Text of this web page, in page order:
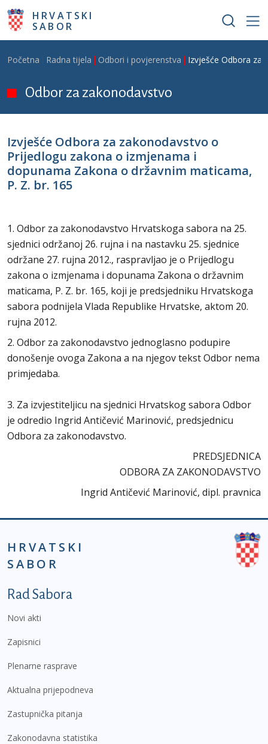
Skoči na glavni sadržaj
HRVATSKI
SABOR
Breadcrumb
Početna Radna tijela Odbori i povjerenstva Izvješće Odbora za
Odbor za zakonodavstvo
Izvješće Odbora za zakonodavstvo o
Prijedlogu zakona o izmjenama i
dopunama Zakona o državnim maticama,
P. Z. br. 165
1. Odbor za zakonodavstvo Hrvatskoga sabora na 25.
sjednici održanoj 26. rujna i na nastavku 25. sjednice
održane 27. rujna 2012., raspravljao je o Prijedlogu
zakona o izmjenama i dopunama Zakona o državnim
maticama, P. Z. br. 165, koji je predsjedniku Hrvatskoga
sabora podnijela Vlada Republike Hrvatske, aktom 20.
rujna 2012.
2. Odbor za zakonodavstvo jednoglasno podupire
donošenje ovoga Zakona a na njegov tekst Odbor nema
primjedaba.
3. Za izvjestiteljicu na sjednici Hrvatskog sabora Odbor
je odredio Ingrid Antičević Marinović, predsjednicu
Odbora za zakonodavstvo.
PREDSJEDNICA
ODBORA ZA ZAKONODAVSTVO
Ingrid Antičević Marinović, dipl. pravnica
HRVATSKI
SABOR
Podnožje prvi izbornik
Rad Sabora
Novi akti
Zapisnici
Plenarne rasprave
Aktualna prijepodneva
Zastupnička pitanja
Zakonodavna statistika